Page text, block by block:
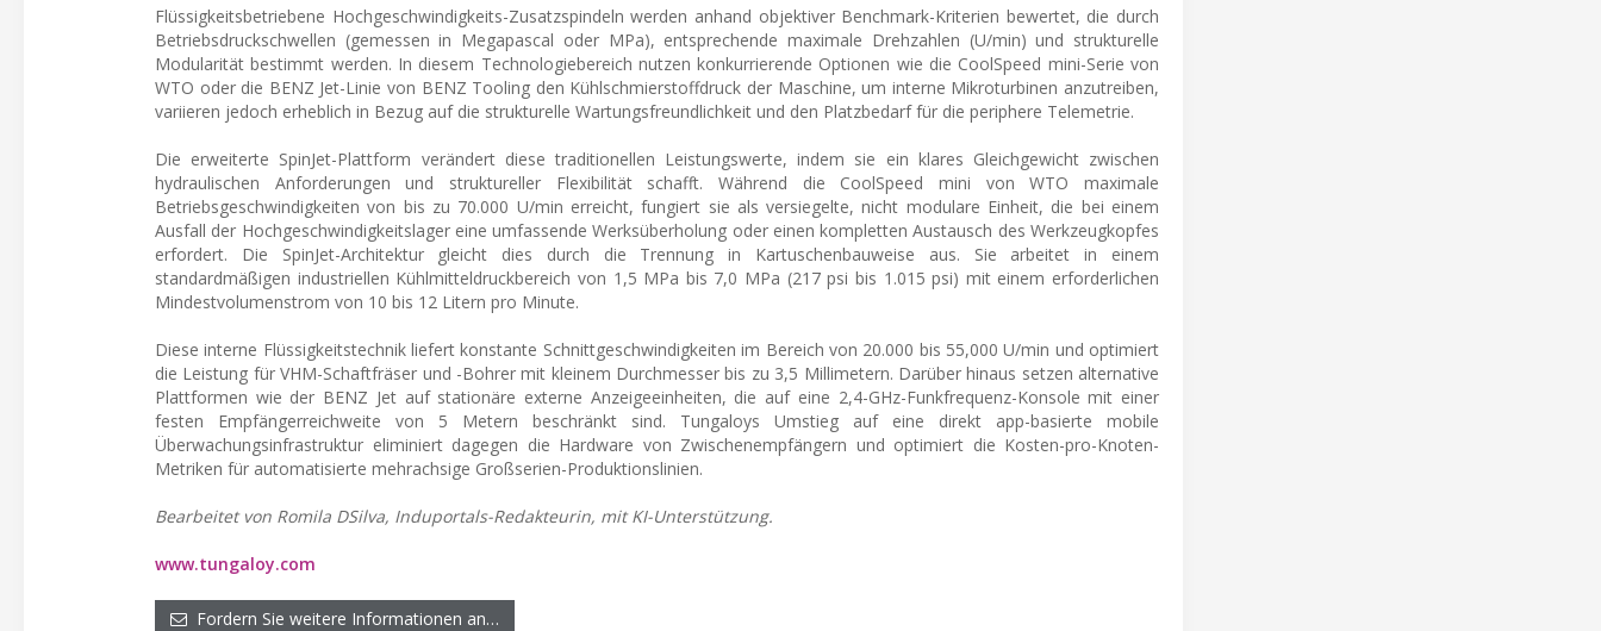
Flüssigkeitsbetriebene Hochgeschwindigkeits-Zusatzspindeln werden anhand objektiver Benchmark-Kriterien bewertet, die durch
Betriebsdruckschwellen (gemessen in Megapascal oder MPa), entsprechende maximale Drehzahlen (U/min) und strukturelle
Modularität bestimmt werden. In diesem Technologiebereich nutzen konkurrierende Optionen wie die CoolSpeed mini-Serie von
WTO oder die BENZ Jet-Linie von BENZ Tooling den Kühlschmierstoffdruck der Maschine, um interne Mikroturbinen anzutreiben,
variieren jedoch erheblich in Bezug auf die strukturelle Wartungsfreundlichkeit und den Platzbedarf für die periphere Telemetrie.
Die erweiterte SpinJet-Plattform verändert diese traditionellen Leistungswerte, indem sie ein klares Gleichgewicht zwischen
hydraulischen Anforderungen und struktureller Flexibilität schafft. Während die CoolSpeed mini von WTO maximale
Betriebsgeschwindigkeiten von bis zu 70.000 U/min erreicht, fungiert sie als versiegelte, nicht modulare Einheit, die bei einem
Ausfall der Hochgeschwindigkeitslager eine umfassende Werksüberholung oder einen kompletten Austausch des Werkzeugkopfes
erfordert. Die SpinJet-Architektur gleicht dies durch die Trennung in Kartuschenbauweise aus. Sie arbeitet in einem
standardmäßigen industriellen Kühlmitteldruckbereich von 1,5 MPa bis 7,0 MPa (217 psi bis 1.015 psi) mit einem erforderlichen
Mindestvolumenstrom von 10 bis 12 Litern pro Minute.
Diese interne Flüssigkeitstechnik liefert konstante Schnittgeschwindigkeiten im Bereich von 20.000 bis 55,000 U/min und optimiert
die Leistung für VHM-Schaftfräser und -Bohrer mit kleinem Durchmesser bis zu 3,5 Millimetern. Darüber hinaus setzen alternative
Plattformen wie der BENZ Jet auf stationäre externe Anzeigeeinheiten, die auf eine 2,4-GHz-Funkfrequenz-Konsole mit einer
festen Empfängerreichweite von 5 Metern beschränkt sind. Tungaloys Umstieg auf eine direkt app-basierte mobile
Überwachungsinfrastruktur eliminiert dagegen die Hardware von Zwischenempfängern und optimiert die Kosten-pro-Knoten-
Metriken für automatisierte mehrachsige Großserien-Produktionslinien.
Bearbeitet von Romila DSilva, Induportals-Redakteurin, mit KI-Unterstützung.
www.tungaloy.com
Fordern Sie weitere Informationen an…